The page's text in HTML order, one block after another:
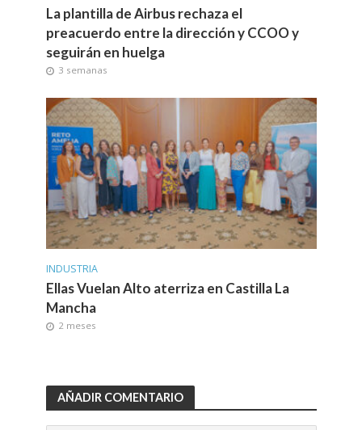
La plantilla de Airbus rechaza el
preacuerdo entre la dirección y CCOO y
seguirán en huelga
3 semanas
INDUSTRIA
Ellas Vuelan Alto aterriza en Castilla La
Mancha
2 meses
AÑADIR COMENTARIO